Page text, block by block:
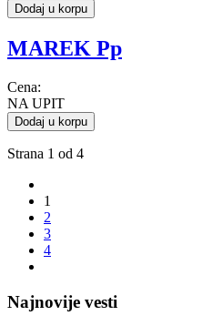
Dodaj u korpu
MAREK Pp
Cena:
NA UPIT
Dodaj u korpu
Strana 1 od 4
1
2
3
4
Najnovije vesti